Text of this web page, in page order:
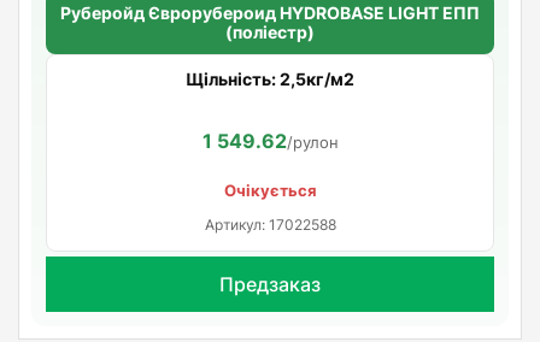
Руберойд Єврорубероид HYDROBASE LIGHT ЕПП
(поліестр)
Щільність: 2,5кг/м2
1 549.62/рулон
Очікується
Артикул: 17022588
Предзаказ